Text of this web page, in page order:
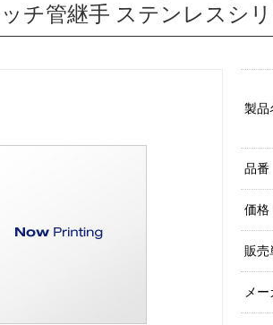
チ管継手 ステンレスシ
製品
品番
価格
販売
メ